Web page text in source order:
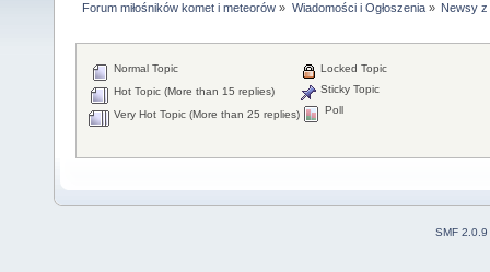
Forum miłośników komet i meteorów » Wiadomości i Ogłoszenia» Newsy z
Normal Topic
Hot Topic (More than 15 replies)
Very Hot Topic (More than 25 replies)
Locked Topic
Sticky Topic
Poll
SMF 2.0.9